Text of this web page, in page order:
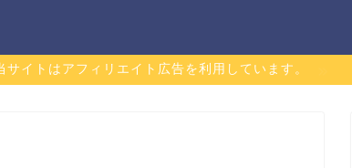
サイトはアフィリエイト広告を利用しています。